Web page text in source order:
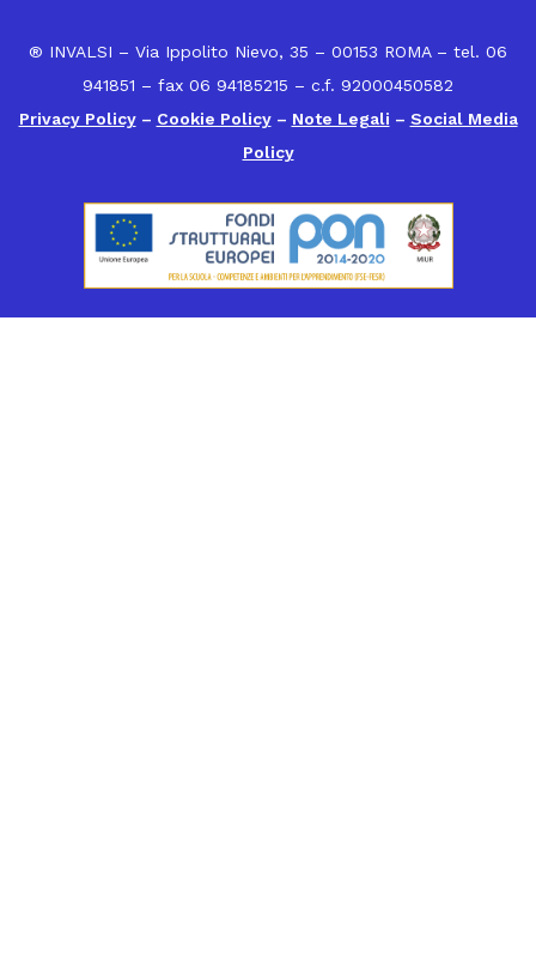
® INVALSI – Via Ippolito Nievo, 35 – 00153 ROMA – tel. 06
941851 – fax 06 94185215 – c.f. 92000450582
Privacy Policy– Cookie Policy– Note Legali – Social Media
Policy